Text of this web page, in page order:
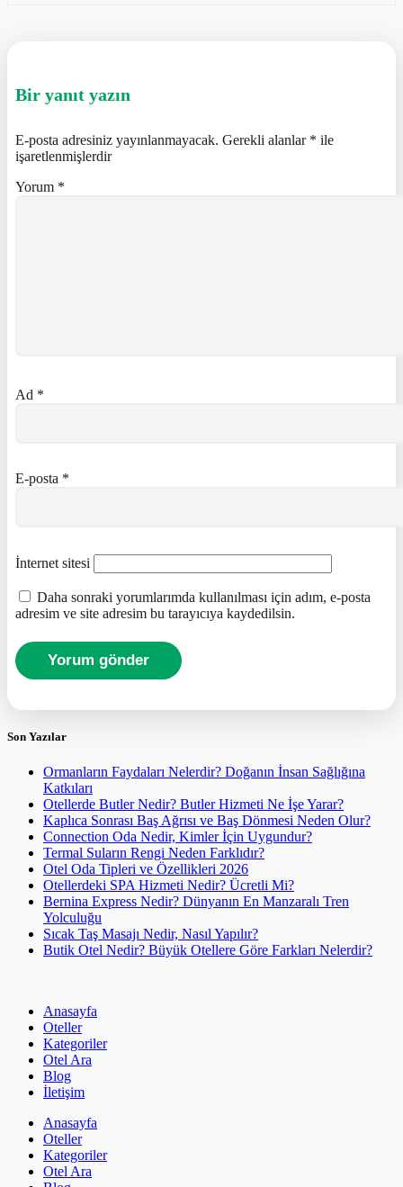
Bir yanıt yazın
E-posta adresiniz yayınlanmayacak. Gerekli alanlar * ile
işaretlenmişlerdir
Yorum *
Ad *
E-posta *
İnternet sitesi
Daha sonraki yorumlarımda kullanılması için adım, e-posta
adresim ve site adresim bu tarayıcıya kaydedilsin.
Son Yazılar
Ormanların Faydaları Nelerdir? Doğanın İnsan Sağlığına
Katkıları
Otellerde Butler Nedir? Butler Hizmeti Ne İşe Yarar?
Kaplıca Sonrası Baş Ağrısı ve Baş Dönmesi Neden Olur?
Connection Oda Nedir, Kimler İçin Uygundur?
Termal Suların Rengi Neden Farklıdır?
Otel Oda Tipleri ve Özellikleri 2026
Otellerdeki SPA Hizmeti Nedir? Ücretli Mi?
Bernina Express Nedir? Dünyanın En Manzaralı Tren
Yolculuğu
Sıcak Taş Masajı Nedir, Nasıl Yapılır?
Butik Otel Nedir? Büyük Otellere Göre Farkları Nelerdir?
Anasayfa
Oteller
Kategoriler
Otel Ara
Blog
İletişim
Anasayfa
Oteller
Kategoriler
Otel Ara